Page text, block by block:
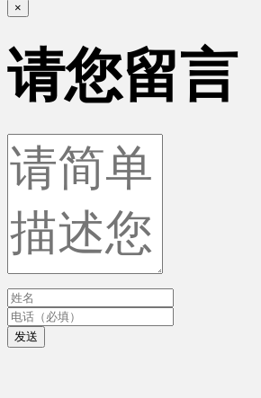
×
请您留言
发送